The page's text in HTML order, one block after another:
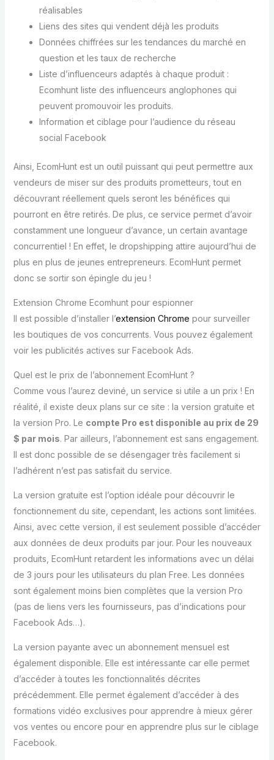
réalisables
Liens des sites qui vendent déjà les produits
Données chiffrées sur les tendances du marché en
question et les taux de recherche
Liste d’influenceurs adaptés à chaque produit :
Ecomhunt liste des influenceurs anglophones qui
peuvent promouvoir les produits.
Information et ciblage pour l’audience du réseau
social Facebook
Ainsi, EcomHunt est un outil puissant qui peut permettre aux
vendeurs de miser sur des produits prometteurs, tout en
découvrant réellement quels seront les bénéfices qui
pourront en être retirés. De plus, ce service permet d’avoir
constamment une longueur d’avance, un certain avantage
concurrentiel ! En effet, le dropshipping attire aujourd’hui de
plus en plus de jeunes entrepreneurs. EcomHunt permet
donc se sortir son épingle du jeu !
Extension Chrome Ecomhunt pour espionner
Il est possible d’installer l’extension Chrome pour surveiller
les boutiques de vos concurrents. Vous pouvez également
voir les publicités actives sur Facebook Ads.
Quel est le prix de l’abonnement EcomHunt ?
Comme vous l’aurez deviné, un service si utile a un prix ! En
réalité, il existe deux plans sur ce site : la version gratuite et
la version Pro. Le compte Pro est disponible au prix de 29
$ par mois. Par ailleurs, l’abonnement est sans engagement.
Il est donc possible de se désengager très facilement si
l’adhérent n’est pas satisfait du service.
La version gratuite est l’option idéale pour découvrir le
fonctionnement du site, cependant, les actions sont limitées.
Ainsi, avec cette version, il est seulement possible d’accéder
aux données de deux produits par jour. Pour les nouveaux
produits, EcomHunt retardent les informations avec un délai
de 3 jours pour les utilisateurs du plan Free. Les données
sont également moins bien complètes que la version Pro
(pas de liens vers les fournisseurs, pas d’indications pour
Facebook Ads…).
La version payante avec un abonnement mensuel est
également disponible. Elle est intéressante car elle permet
d’accéder à toutes les fonctionnalités décrites
précédemment. Elle permet également d’accéder à des
formations vidéo exclusives pour apprendre à mieux gérer
vos ventes ou encore pour en apprendre plus sur le ciblage
Facebook.